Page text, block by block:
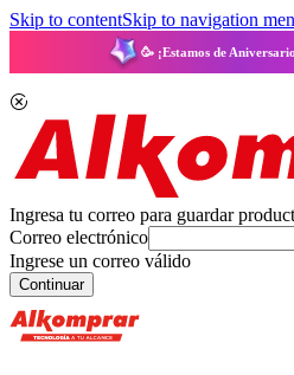
Skip to contentSkip to navigation
🥳 ¡Estamos de
Ingresa tu correo para guardar
Correo electrónico
Ingrese un correo válido
Continuar